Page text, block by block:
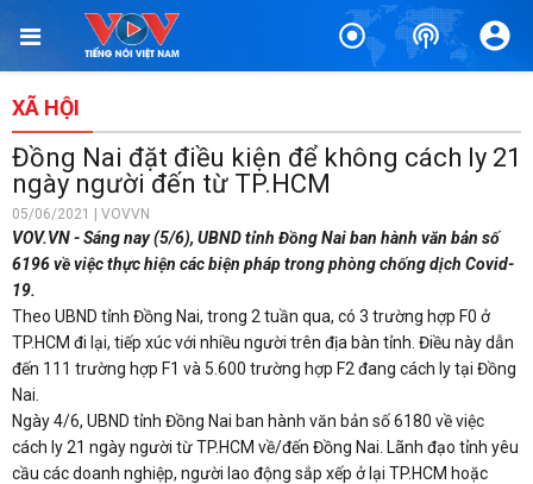
XÃ HỘI
Đồng Nai đặt điều kiện để không cách ly 21
ngày người đến từ TP.HCM
05/06/2021 | VOVVN
VOV.VN - Sáng nay (5/6), UBND tỉnh Đồng Nai ban hành văn bản số
6196 về việc thực hiện các biện pháp trong phòng chống dịch Covid-
19.
Theo UBND tỉnh Đồng Nai, trong 2 tuần qua, có 3 trường hợp F0 ở
TP.HCM đi lại, tiếp xúc với nhiều người trên địa bàn tỉnh. Điều này dẫn
đến 111 trường hợp F1 và 5.600 trường hợp F2 đang cách ly tại Đồng
Nai.
Ngày 4/6, UBND tỉnh Đồng Nai ban hành văn bản số 6180 về việc
cách ly 21 ngày người từ TP.HCM về/đến Đồng Nai. Lãnh đạo tỉnh yêu
cầu các doanh nghiệp, người lao động sắp xếp ở lại TP.HCM hoặc